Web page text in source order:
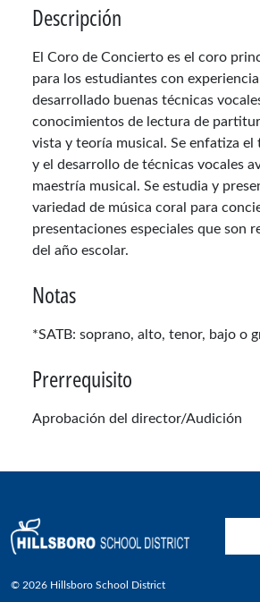
Descripción
El Coro de Concierto es el coro
para los estudiantes con
desarrollado buenas técnicas
conocimientos de lectura de
vista y teoría musical. Se enfatiza
y el desarrollo de técnicas vocales
maestría musical. Se estudia y
variedad de música coral para
presentaciones especiales que son
del año escolar.
Notas
*SATB: soprano, alto, tenor, bajo o
Prerrequisito
Aprobación del director/Audición
© 2026 Hillsboro School District